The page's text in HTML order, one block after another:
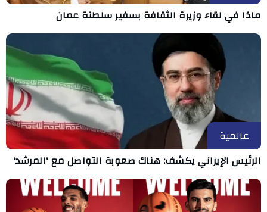
ماذا في لقاء وزيرة الثقافة بسفير سلطنة عمان
عالمية
الرئيس الإيراني يكشف: هناك صعوبة التواصل مع 'المرشد'